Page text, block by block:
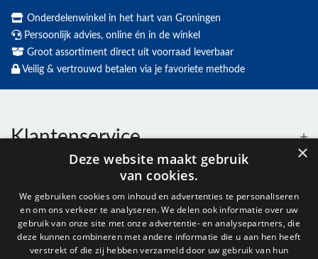
Onderdelenwinkel in het hart van Groningen
Persoonlijk advies, online én in de winkel
Groot assortiment direct uit voorraad leverbaar
Veilig & vertrouwd betalen via je favoriete methode
Klantenservice
Openingstijden
×
Deze website maakt gebruik
van cookies.
We gebruiken cookies om inhoud en advertenties te personaliseren
en om ons verkeer te analyseren. We delen ook informatie over uw
gebruik van onze site met onze advertentie- en analysepartners, die
deze kunnen combineren met andere informatie die u aan hen heeft
verstrekt of die zij hebben verzameld door uw gebruik van hun